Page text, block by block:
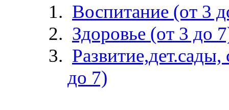
Воспитание (от 3
Здоровье (от 3 до
до 7)